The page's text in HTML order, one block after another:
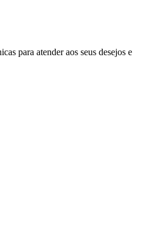
para atender aos seus desejos e